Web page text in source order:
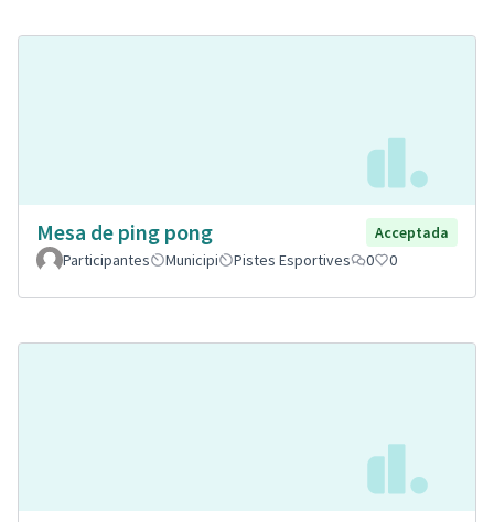
Mesa de ping pong
Acceptada
Participantes
Municipi Pistes Esportives 0 0